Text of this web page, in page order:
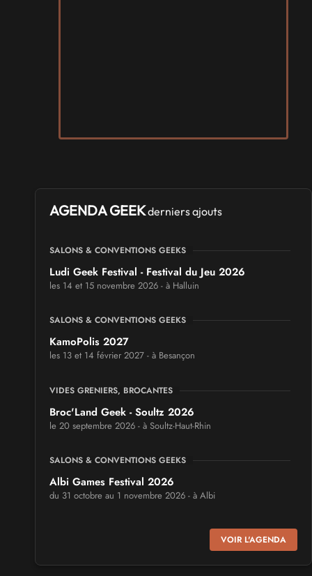
AGENDA GEEKderniers ajouts
SALONS & CONVENTIONS GEEKS
Ludi Geek Festival - Festival du Jeu 2026
les 14 et 15 novembre 2026 - à Halluin
SALONS & CONVENTIONS GEEKS
KamoPolis 2027
les 13 et 14 février 2027 - à Besançon
VIDES GRENIERS, BROCANTES
Broc'Land Geek - Soultz 2026
le 20 septembre 2026 - à Soultz-Haut-Rhin
SALONS & CONVENTIONS GEEKS
Albi Games Festival 2026
du 31 octobre au 1 novembre 2026 - à Albi
Virtual Calais - salon du jeu vidéo et des loisirs
numériques 2026
VOIR L'AGENDA